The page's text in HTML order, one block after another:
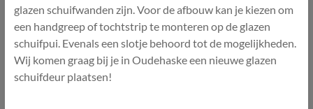
glazen schuifwanden zijn. Voor de afbouw kan je kiezen om
een handgreep of tochtstrip te monteren op de glazen
schuifpui. Evenals een slotje behoord tot de mogelijkheden.
Wij komen graag bij je in Oudehaske een nieuwe glazen
schuifdeur plaatsen!